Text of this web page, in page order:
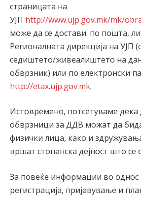
страницата на
УЈП http://www.ujp.gov.mk/mk/
може да се достави: по пошта,
Регионалната дирекција на УЈП
седиштето/живеалиштето на
обврзник) или по електронски
http://etax.ujp.gov.mk.
Истовремено, потсетуваме дека
обврзници за ДДВ можат да
физички лица, како и
вршат стопанска дејност што се
За повеќе информации во однос
регистрација, пријавување и